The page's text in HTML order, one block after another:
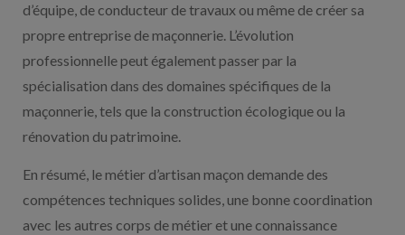
d’équipe, de conducteur de travaux ou même de créer sa
propre entreprise de maçonnerie. L’évolution
professionnelle peut également passer par la
spécialisation dans des domaines spécifiques de la
maçonnerie, tels que la construction écologique ou la
rénovation du patrimoine.
En résumé, le métier d’artisan maçon demande des
compétences techniques solides, une bonne coordination
avec les autres corps de métier et une connaissance